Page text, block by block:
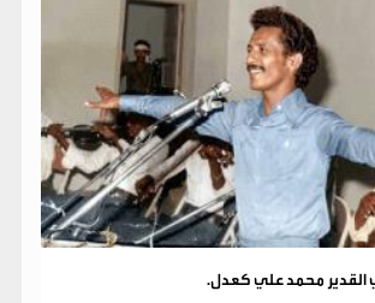
القدير محمد علي كعدل.